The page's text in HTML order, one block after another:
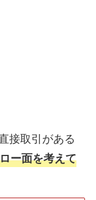
接取引がある
ー面を考えて